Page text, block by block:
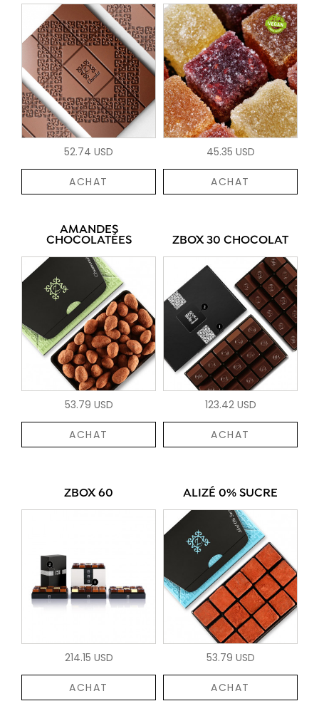
52.74 USD
ACHAT
45.35 USD
ACHAT
AMANDES
CHOCOLATÉES
53.79 USD
ACHAT
ZBOX 30 CHOCOLAT
123.42 USD
ACHAT
ZBOX 60
214.15 USD
ACHAT
ALIZÉ 0% SUCRE
53.79 USD
ACHAT